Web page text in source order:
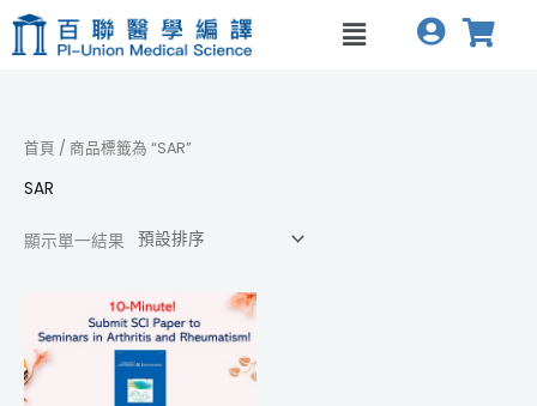
主
Menu
首頁 / 商品標籤為 “SAR”
SAR
顯示單一結果